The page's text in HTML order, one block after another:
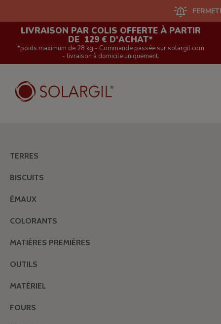
FERMETURE
LIVRAISON PAR COLIS OFFERTE À PARTIR
DE 129 € D'ACHAT*
*poids maximum de 28 kg - Commande passée sur solargil.com
- livraison à domicile uniquement.
TERRES
BISCUITS
ÉMAUX
COLORANTS
MATIÈRES PREMIÈRES
OUTILS
MATÉRIEL
FOURS